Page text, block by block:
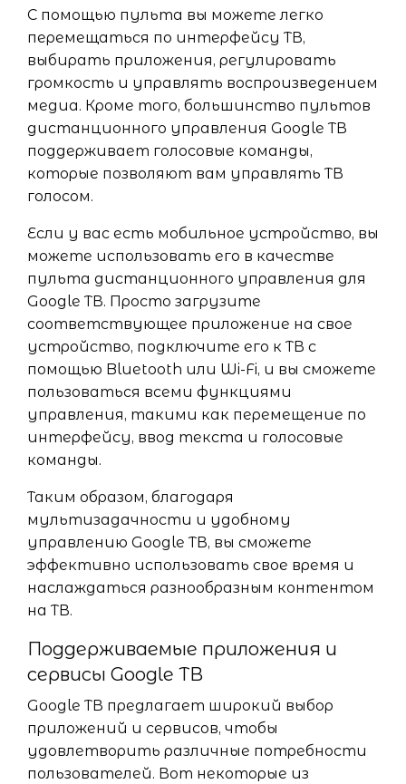
С помощью пульта вы можете легко
перемещаться по интерфейсу ТВ,
выбирать приложения, регулировать
громкость и управлять воспроизведением
медиа. Кроме того, большинство пультов
дистанционного управления Google ТВ
поддерживает голосовые команды,
которые позволяют вам управлять ТВ
голосом.
Если у вас есть мобильное устройство, вы
можете использовать его в качестве
пульта дистанционного управления для
Google ТВ. Просто загрузите
соответствующее приложение на свое
устройство, подключите его к ТВ с
помощью Bluetooth или Wi-Fi, и вы сможете
пользоваться всеми функциями
управления, такими как перемещение по
интерфейсу, ввод текста и голосовые
команды.
Таким образом, благодаря
мультизадачности и удобному
управлению Google ТВ, вы сможете
эффективно использовать свое время и
наслаждаться разнообразным контентом
на ТВ.
Поддерживаемые приложения и
сервисы Google ТВ
Google ТВ предлагает широкий выбор
приложений и сервисов, чтобы
удовлетворить различные потребности
пользователей. Вот некоторые из